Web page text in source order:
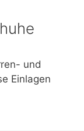
und
Einlagen